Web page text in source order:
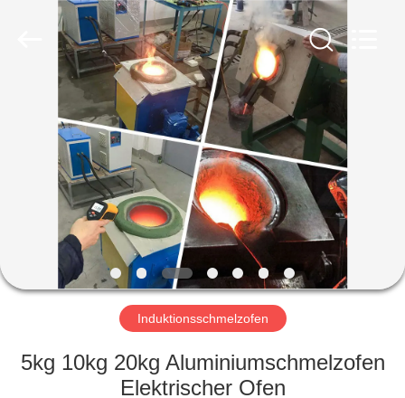
HAUS
PRODUKTE
ÜBER
FABRIK-
AUSFLUG
QUALITÄTSKONTROLLE
Induktionsschmelzofen
5kg 10kg 20kg Aluminiumschmelzofen
Elektrischer Ofen